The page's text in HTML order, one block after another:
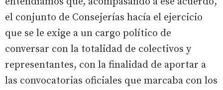
el conjunto de Consejerías hacía el ejercicio
que se le exige a un cargo político de
conversar con la totalidad de colectivos y
representantes, con la finalidad de aportar a
las convocatorias oficiales que marcaba con los